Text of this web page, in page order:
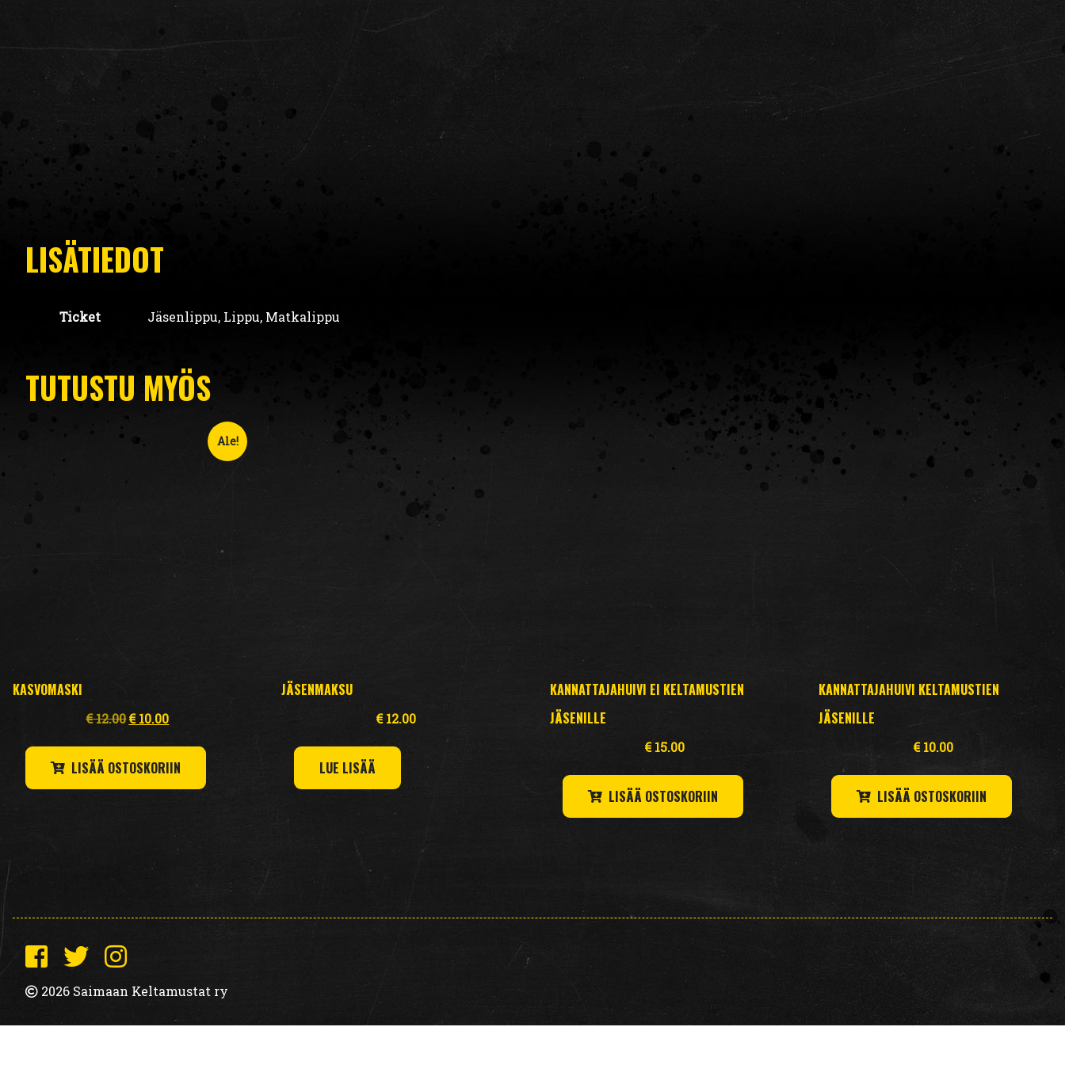
LISÄTIEDOT
Ticket Jäsenlippu, Lippu, Matkalippu
TUTUSTU MYÖS
Ale!
KASVOMASKI
€12.00Alkuperäinen
oli:
€ 12.00.
€10.00Nykyinen
on:
€ 10.00.
LISÄÄ OSTOSKORIIN
JÄSENMAKSU
€12.00
LUE LISÄÄ
KANNATTAJAHUIVI EI KELTAMUSTIEN
JÄSENILLE
€15.00
LISÄÄ OSTOSKORIIN
KANNATTAJAHUIVI KELTAMUSTIEN
JÄSENILLE
€10.00
LISÄÄ OSTOSKORIIN
2026 Saimaan Keltamustat ry